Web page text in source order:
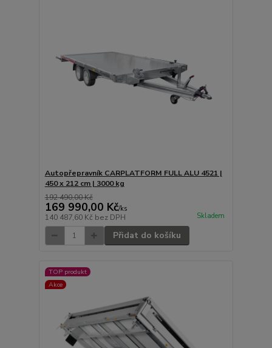
Autopřepravník CARPLATFORM FULL ALU 4521 |
450 x 212 cm | 3000 kg
192 490,00 Kč
169 990,00 Kč/ks
140 487,60 Kč bez DPH Skladem
Přidat do košíku
TOP produkt
Akce